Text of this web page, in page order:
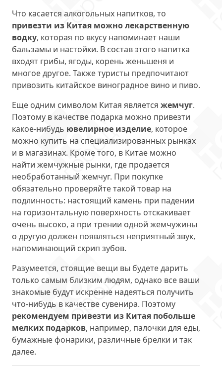
Что касается алкогольных напитков, то
привезти из Китая можно лекарственную
водку, которая по вкусу напоминает наши
бальзамы и настойки. В состав этого напитка
входят грибы, ягоды, корень женьшеня и
многое другое. Также туристы предпочитают
привозить китайское виноградное вино и пиво.
Еще одним символом Китая является жемчуг.
Поэтому в качестве подарка можно привезти
какое-нибудь ювелирное изделие, которое
можно купить на специализированных рынках
и в магазинах. Кроме того, в Китае можно
найти жемчужные рынки, где продается
необработанный жемчуг. При покупке
обязательно проверяйте такой товар на
подлинность: настоящий камень при падении
на горизонтальную поверхность отскакивает
очень высоко, а при трении одной жемчужины
о другую должен появляться неприятный звук,
напоминающий скрип зубов.
Разумеется, стоящие вещи вы будете дарить
только самым близким людям, однако все ваши
знакомые будут искренне надеяться получить
что-нибудь в качестве сувенира. Поэтому
рекомендуем привезти из Китая побольше
мелких подарков, например, палочки для еды,
бумажные фонарики, различные брелки и так
далее.